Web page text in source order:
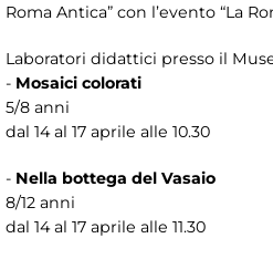
Roma Antica” con l’evento “La
Laboratori didattici presso il
- Mosaici colorati
5/8 anni
dal 14 al 17 aprile alle 10.30
- Nella bottega del Vasaio
8/12 anni
dal 14 al 17 aprile alle 11.30